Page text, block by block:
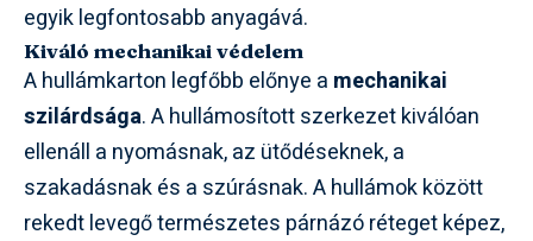
egyik legfontosabb anyagává.
Kiváló mechanikai védelem
A hullámkarton legfőbb előnye a mechanikai
szilárdsága. A hullámosított szerkezet kiválóan
ellenáll a nyomásnak, az ütődéseknek, a
szakadásnak és a szúrásnak. A hullámok között
rekedt levegő természetes párnázó réteget képez,